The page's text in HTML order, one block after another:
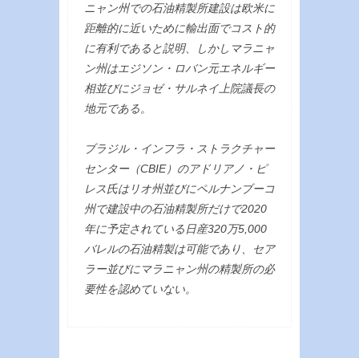
ニャン州での石油精製所建設は欧米に
距離的に近いために輸出面でコスト的
に有利であると説明、しかしマラニャ
ン州はエジソン・ロバン元エネルギー
相並びにジョゼ・サルネイ上院議長の
地元である。
ブラジル・インフラ・ストラクチャー
センター（CBIE）のアドリアノ・ピ
レス氏はリオ州並びにペルナンブーコ
州で建設中の石油精製所だけで2020
年に予定されている日産320万5,000
バレルの石油精製は可能であり、セア
ラー並びにマラニャン州の精製所の必
要性を認めていない。